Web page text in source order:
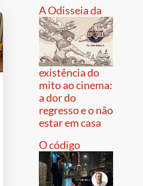
A Odisseia da
existência do
mito ao cinema:
a dor do
regresso e o não
estar em casa
O código